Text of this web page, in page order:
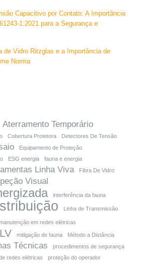
Capacitivo por Contato: A Importância
1:2021 para a Segurança e
de Vidro Ritzglas e a Importância de
Norma
Aterramento Temporário
Cobertura Protetora
Detectores De Tensão
Equipamento de Proteção
ESG energia
fauna e energia
Linha Viva
Fibra De Vidro
Visual
interferência da fauna
Linha de Transmissão
em redes elétricas
mitigação de fauna
Método a Distância
Técnicas
procedimentos de segurança
redes elétricas proteção do operador